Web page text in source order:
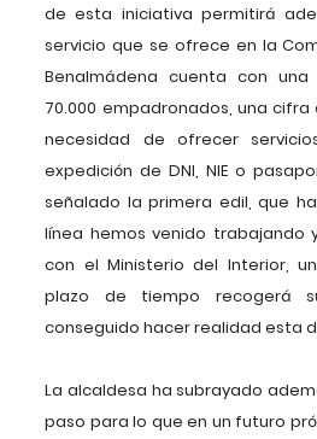
de esta iniciativa permitirá
servicio que se ofrece en la
Benalmádena cuenta con
70.000 empadronados, una
necesidad de ofrecer
expedición de DNI, NIE o
señalado la primera edil, que
línea hemos venido trabajando
con el Ministerio del Interior,
plazo de tiempo recogerá
conseguido hacer realidad esta
La alcaldesa ha subrayado
paso para lo que en un futuro